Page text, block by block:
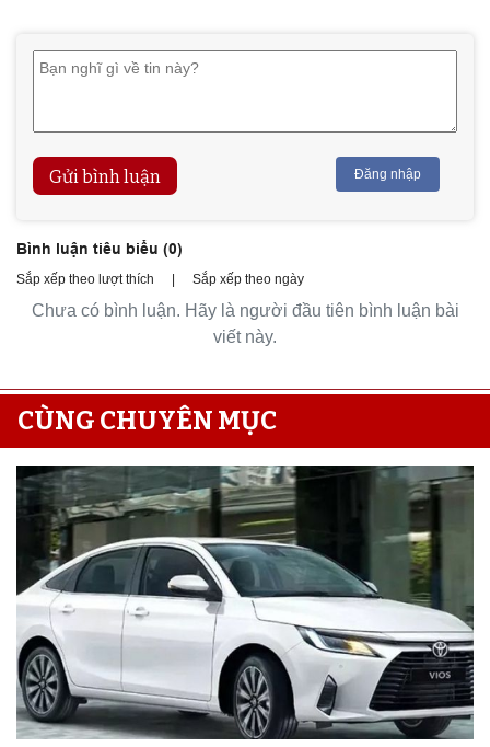
Gửi bình luận Đăng nhập
Bình luận tiêu biểu (0)
Sắp xếp theo lượt thích | Sắp xếp theo ngày
Chưa có bình luận. Hãy là người đầu tiên bình luận bài
viết này.
CÙNG CHUYÊN MỤC